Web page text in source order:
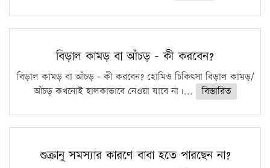
বিড়াল কামড় বা আঁচড় – কী করবেন?
বিড়াল কামড় বা আঁচড় – কী করবেন? হোমিও চিকিৎসা বিড়াল কামড়/
আঁচড় কখনোই হালকাভাবে নেওয়া যাবে না।...
বিস্তারিত
শুক্রানু সমস্যার কারণে বাবা হতে পারছেন না?